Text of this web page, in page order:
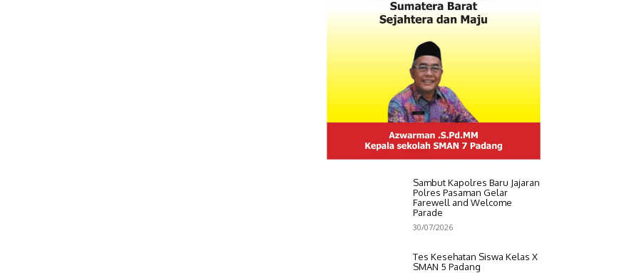
Sambut Kapolres Baru Jajaran
Polres Pasaman Gelar
Farewell and Welcome
Parade
30/07/2026
Tes Kesehatan Siswa Kelas X
SMAN 5 Padang